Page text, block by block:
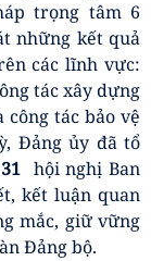
trọng tâm 6
những kết quả
các lĩnh vực:
tác xây dựng
tác bảo vệ
Đảng ủy đã tổ
31 hội nghị Ban
kết luận quan
mắc, giữ vững
Đảng bộ.